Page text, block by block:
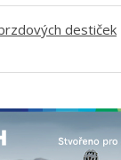
destiček